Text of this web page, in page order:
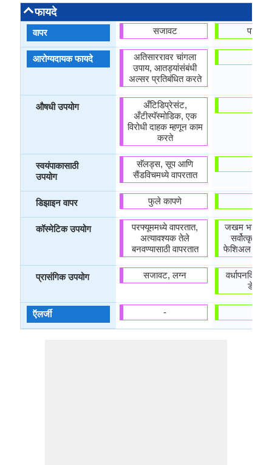
फायदे
वापर
आरोग्यदायक फायदे
औषधी उपयोग
स्वयंपाकासाठी
उपयोग
डिझाइन वापर
कॉस्मेटिक उपयोग
प्रासंगिक उपयोग
ऍलर्जी
सजावट
अतिसाररावर चांगला
उपाय, आतड्यांसंबंधी
अल्सर प्रतिबंधित करते
अँटिडिप्रेसंट,
अँटीस्पॅस्मोडिक, एक
विरोधी दाहक म्हणून काम
करते
सॅलड्स, सूप आणि
सैंडविचमध्ये वापरतात
फुले कापणे
परफ्यूममध्ये वापरतात,
अत्यावश्यक तेले
बनवण्यासाठी वापरतात
सजावट, लग्न
-
जखम भरून
सर्वोत्कृष्ट,
फेशिअल नंतर
वर्धापनदिन,
डे, लग्न